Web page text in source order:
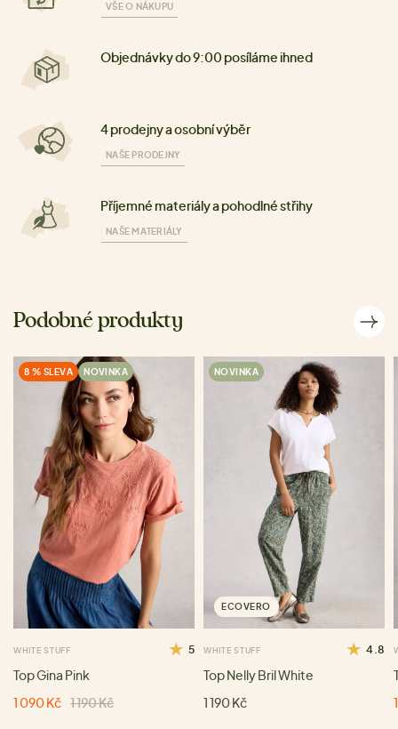
VŠE O NÁKUPU
Objednávky do 9:00 posíláme ihned
4 prodejny a osobní výběr
NAŠE PRODEJNY
Příjemné materiály a pohodlné střihy
NAŠE MATERIÁLY
Podobné produkty
8 % SLEVA NOVINKA
WHITE STUFF 5
Top Gina Pink
1 090 Kč 1 190 Kč
NOVINKA
ECOVERO
WHITE STUFF 4.8
Top Nelly Bril White
1 190 Kč